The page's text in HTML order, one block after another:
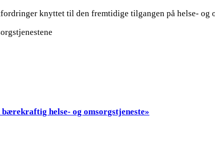
knyttet til den fremtidige tilgangen på helse- og
helse- og omsorgstjeneste»